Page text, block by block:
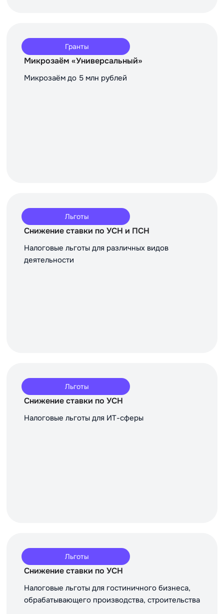
Гранты
Микрозаём «Универсальный»
Микрозаём до 5 млн рублей
Льготы
Снижение ставки по УСН и ПСН
Налоговые льготы для различных видов
деятельности
Льготы
Снижение ставки по УСН
Налоговые льготы для ИТ-сферы
Льготы
Снижение ставки по УСН
Налоговые льготы для гостиничного бизнеса,
обрабатывающего производства, строительства